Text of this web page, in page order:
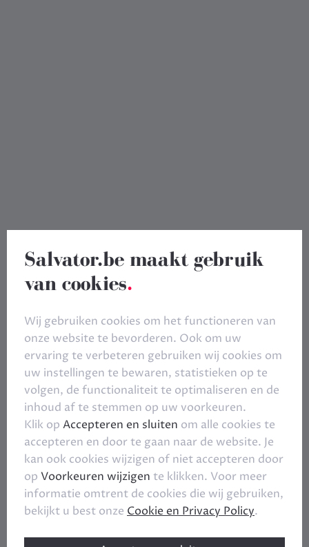
Salvator.be maakt gebruik
van cookies.
Wij gebruiken cookies om het functioneren van
onze website te bevorderen. Ook om uw
ervaring te verbeteren gebruiken wij cookies om
uw instellingen te bewaren, statistieken op te
volgen, de functionaliteit te optimaliseren en de
inhoud af te stemmen op uw voorkeuren.
Klik op Accepteren en sluiten om alle cookies te
accepteren en door te gaan naar de website. Je
kan ook cookies wijzigen of niet accepteren door
op Voorkeuren wijzigen te klikken. Voor meer
informatie omtrent de cookies die wij gebruiken,
bekijkt u best onze Cookie en Privacy Policy.